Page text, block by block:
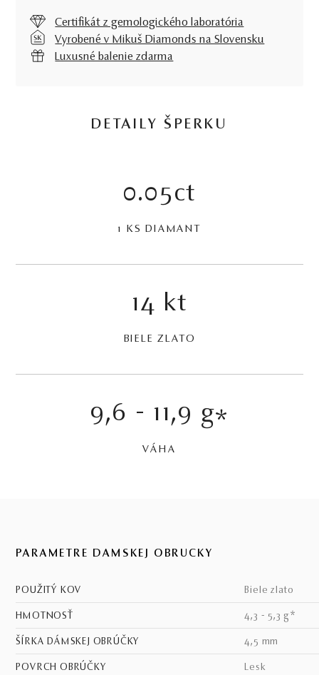
Certifikát z gemologického laboratória
Vyrobené v Mikuš Diamonds na Slovensku
Luxusné balenie zdarma
DETAILY ŠPERKU
0.05ct
1 KS DIAMANT
14 kt
BIELE ZLATO
9,6 - 11,9 g*
VÁHA
PARAMETRE DÁMSKEJ OBRÚČKY
POUŽITÝ KOV biele zlato
HMOTNOSŤ 4,3 - 5,3 g*
ŠÍRKA DÁMSKEJ OBRÚČKY 4,5 mm
POVRCH OBRÚČKY lesk